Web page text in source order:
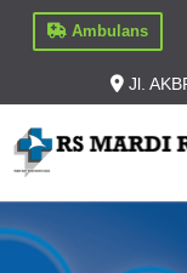
Ambulans
Jl.